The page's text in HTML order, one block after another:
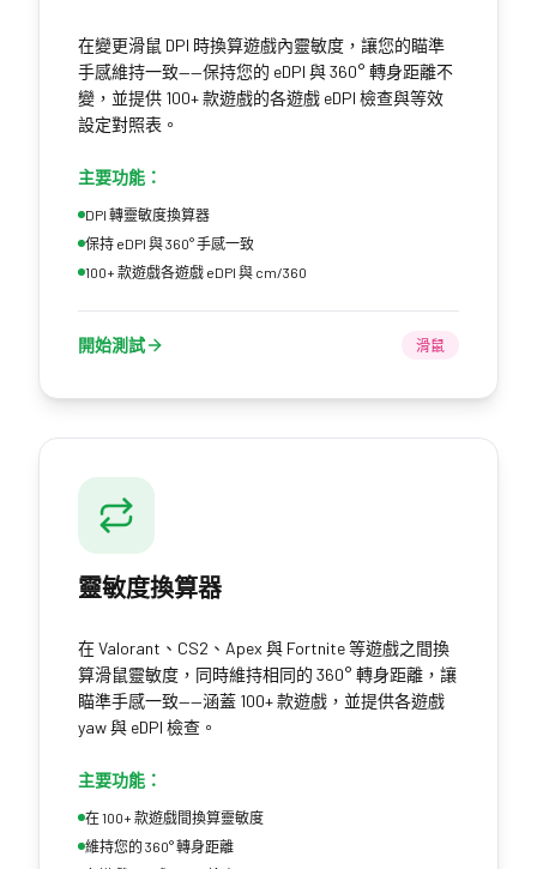
在變更滑鼠 DPI 時換算遊戲內靈敏度，讓您的瞄準
手感維持一致——保持您的 eDPI 與 360° 轉身距離不
變，並提供 100+ 款遊戲的各遊戲 eDPI 檢查與等效
設定對照表。
主要功能：
DPI 轉靈敏度換算器
保持 eDPI 與 360° 手感一致
100+ 款遊戲各遊戲 eDPI 與 cm/360
開始測試 滑鼠
靈敏度換算器
在 Valorant、CS2、Apex 與 Fortnite 等遊戲之間換
算滑鼠靈敏度，同時維持相同的 360° 轉身距離，讓
瞄準手感一致——涵蓋 100+ 款遊戲，並提供各遊戲
yaw 與 eDPI 檢查。
主要功能：
在 100+ 款遊戲間換算靈敏度
維持您的 360° 轉身距離